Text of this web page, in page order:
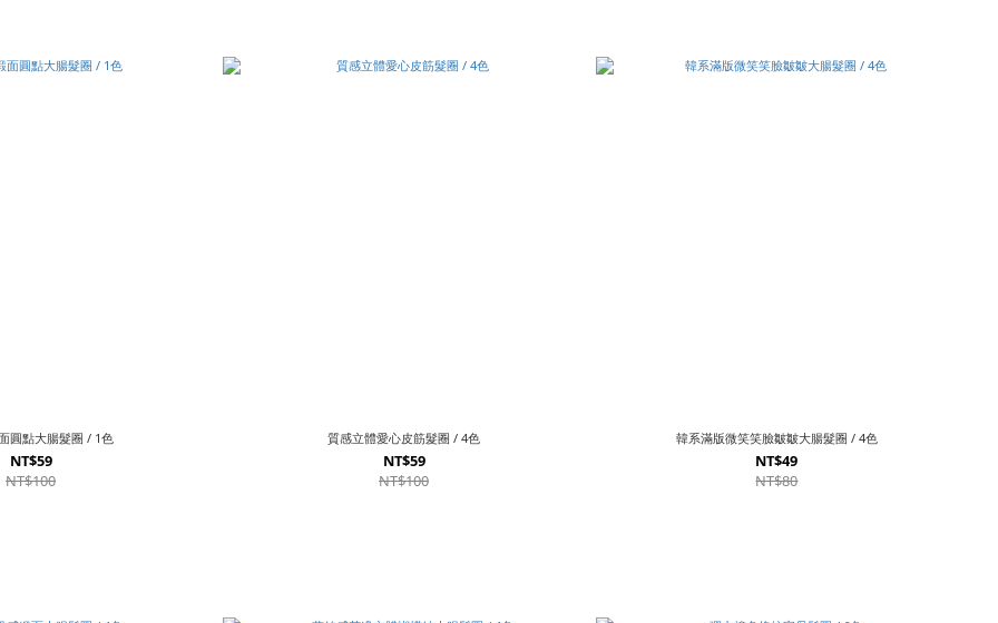
圓點大腸髮圈 / 1色
NT$59
NT$100
質感立體愛心皮筋髮圈 / 4色
NT$59
NT$100
韓系滿版微笑笑臉皺皺大腸髮圈 / 4色
NT$49
NT$80